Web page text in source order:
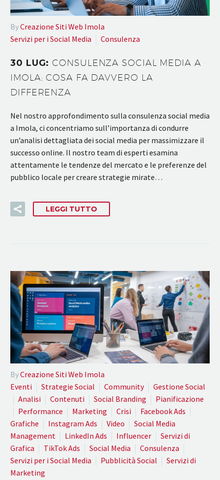
ByCreazione Siti Web Imola
Servizi per i Social Media
Consulenza
30 LUG:CONSULENZA SOCIAL MEDIA A
IMOLA: COSA FA DAVVERO LA
DIFFERENZA
Nel nostro approfondimento sulla consulenza social media
a Imola, ci concentriamo sull’importanza di condurre
un’analisi dettagliata dei social media per massimizzare il
successo online. Il nostro team di esperti esamina
attentamente le tendenze del mercato e le preferenze del
pubblico locale per creare strategie mirate…
LEGGI TUTTO
ByCreazione Siti Web Imola
Eventi
Strategie Social Community
Gestione Social
Analisi
Contenuti Social Branding
Pianificazione
Performance
Marketing Crisi
Facebook Ads
Grafiche
Instagram Ads Video
Social Media
Management
LinkedIn Ads Influencer
Servizi di
Grafica
TikTok Ads Social Media
Consulenza
Servizi per i Social Media
Pubblicità Social
Servizi di
Marketing